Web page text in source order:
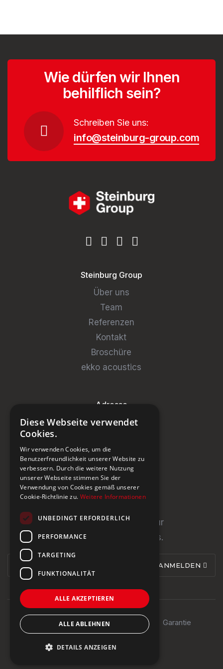
Wie dürfen wir Ihnen
behilflich sein?
Schreiben Sie uns:
info@steinburg-group.com
Steinburg Group
Über uns
Team
Referenzen
Kontakt
Broschüre
ekko acoustics
Adresse
Steinburg Group GmbH
CH-5466 Kaiserstuhl
+41 43 433 00 25
Newsletter abonnieren für
Neuigkeiten und Updates.
ANMELDEN
Impressum Datenschutz AGB Garantie
Diese Webseite verwendet
Cookies.
Wir verwenden Cookies, um die
Benutzerfreundlichkeit unserer Website zu
verbessern. Durch die weitere Nutzung
unserer Webseite stimmen Sie der
Verwendung von Cookies gemäß unserer
Cookie-Richtlinie zu. Weitere Informationen
UNBEDINGT ERFORDERLICH
PERFORMANCE
TARGETING
FUNKTIONALITÄT
ALLE AKZEPTIEREN
ALLE ABLEHNEN
DETAILS ANZEIGEN